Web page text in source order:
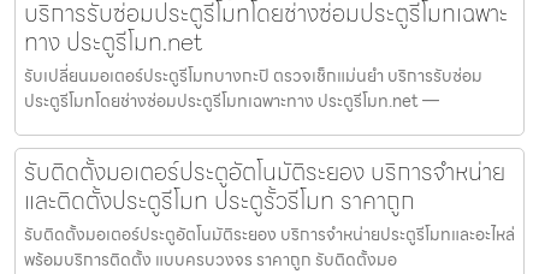
บริการรับซ่อมประตูรีโมทโดยช่างซ่อมประตูรีโมทเฉพาะ
ทาง ประตูรีโมท.net
รับเปลี่ยนมอเตอร์ประตูรีโมทบางกะปิ ตรวจเช็กแม่นยำ บริการรับซ่อม
ประตูรีโมทโดยช่างซ่อมประตูรีโมทเฉพาะทาง ประตูรีโมท.net —
รับติดตั้งมอเตอร์ประตูอัตโนมัติระยอง บริการจำหน่าย
และติดตั้งประตูรีโมท ประตูรั้วรีโมท ราคาถูก
รับติดตั้งมอเตอร์ประตูอัตโนมัติระยอง บริการจำหน่ายประตูรีโมทและอะไหล่
พร้อมบริการติดตั้ง แบบครบวงจร ราคาถูก รับติดตั้งมอ